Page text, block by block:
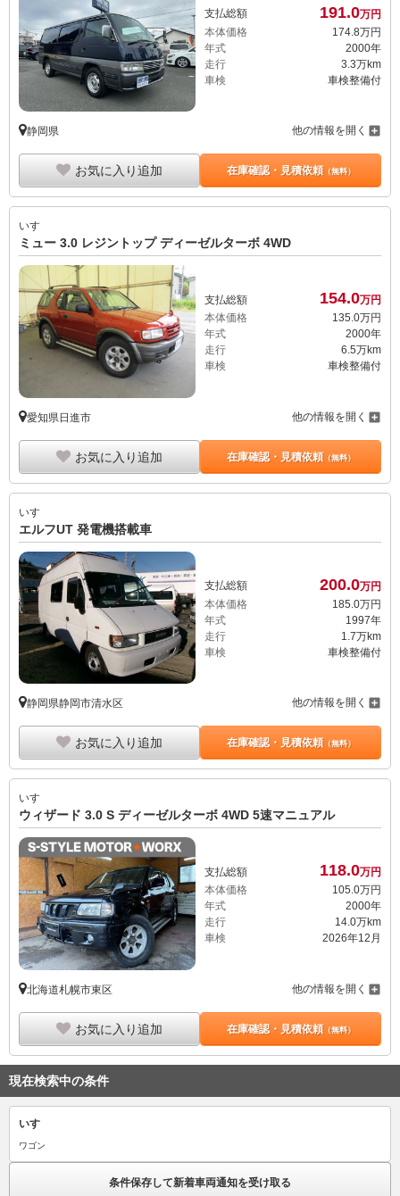
支払総額 191.0万円
本体価格
174. 8万円
年式
2000年
走行
3.3万km
車検
車検整備付
静岡県 他の情報を開く
お気に入り追加 在庫確認・見積依頼（無料）
いすゞ
ミュー 3.0 レジントップ ディーゼルターボ 4WD
支払総額 154.0万円
本体価格
135.0万円
年式
2000年
走行
6.5万km
車検
車検整備付
愛知県日進市 他の情報を開く
お気に入り追加 在庫確認・見積依頼（無料）
いすゞ
エルフUT 発電機搭載車
支払総額 200.0万円
本体価格
185. 0万円
年式
1997年
走行
1.7万km
車検
車検整備付
静岡県静岡市清水区 他の情報を開く
お気に入り追加 在庫確認・見積依頼（無料）
いすゞ
ウィザード 3.0 S ディーゼルターボ 4WD 5速マニュアル
支払総額 118.0万円
本体価格
105.0万円
年式
2000年
走行
14.0万km
車検
2026年12月
北海道札幌市東区 他の情報を開く
お気に入り追加 在庫確認・見積依頼（無料）
現在検索中の条件
いすゞ
ワゴン
条件保存して新着車両通知を受け取る